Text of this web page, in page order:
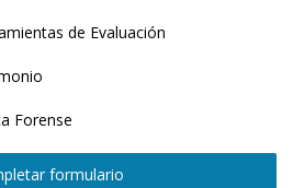
de Evaluación
Forense
formulario